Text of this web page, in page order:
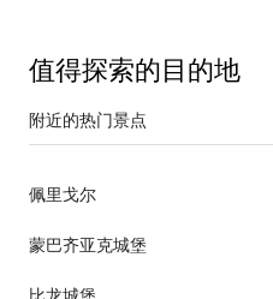
值得探索的目的地
附近的热门景点
佩里戈尔
蒙巴齐亚克城堡